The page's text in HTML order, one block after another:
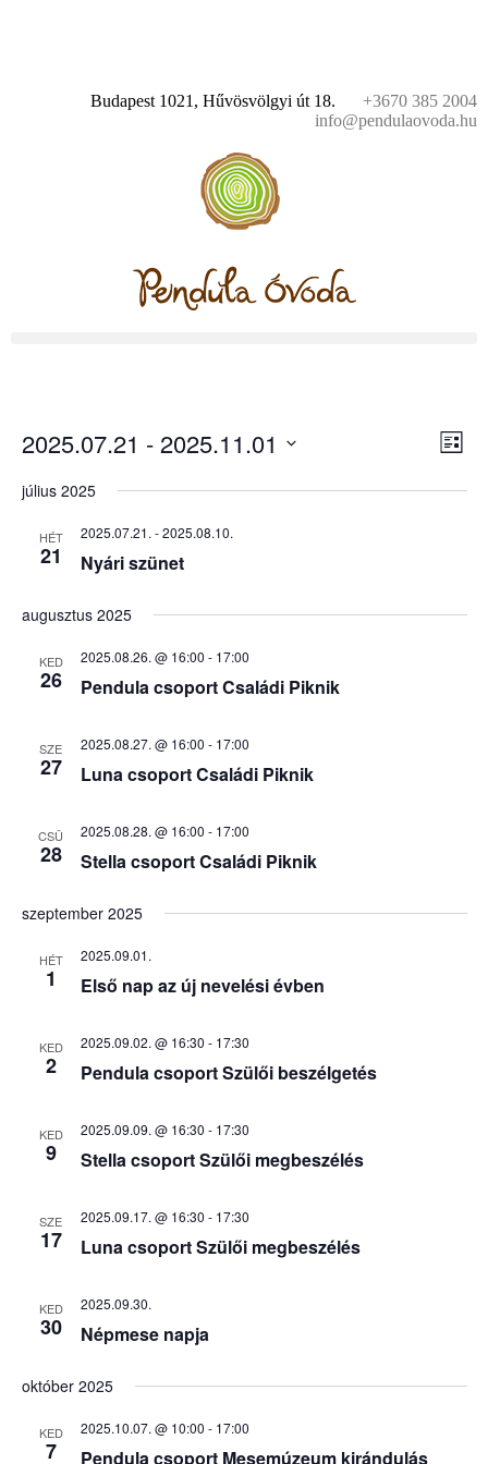
Budapest 1021, Hűvösvölgyi út 18.
+3670 385 2004
info@pendulaovoda.hu
V
i
E
v
v
List
2025.07.21 - 2025.11.01
date.
július 2025
HÉT
21
2025.07.21. -2025.08.10.
Nyári szünet
augusztus 2025
KED
26
2025.08.26. @ 16:00 - 17:00
Pendula csoport Családi Piknik
SZE
27
2025.08.27. @ 16:00 - 17:00
Luna csoport Családi Piknik
CSÜ
28
2025.08.28. @ 16:00 - 17:00
Stella csoport Családi Piknik
szeptember 2025
HÉT
1
2025.09.01.
Első nap az új nevelési évben
KED
2
2025.09.02. @ 16:30 - 17:30
Pendula csoport Szülői beszélgetés
KED
9
2025.09.09. @ 16:30 - 17:30
Stella csoport Szülői megbeszélés
SZE
17
2025.09.17. @ 16:30 - 17:30
Luna csoport Szülői megbeszélés
KED
30
2025.09.30.
Népmese napja
október 2025
KED
7
2025.10.07. @ 10:00 - 17:00
Pendula csoport Mesemúzeum kirándulás